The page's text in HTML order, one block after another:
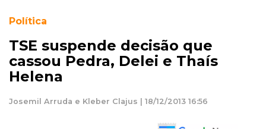
Política
TSE suspende decisão que
cassou Pedra, Delei e Thaís
Helena
Josemil Arruda e Kleber Clajus | 18/12/2013 16:56